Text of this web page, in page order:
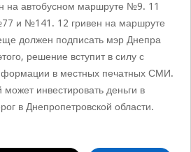
на автобусном маршруте №9. 11
и №141. 12 гривен на маршруте
должен подписать мэр Днепра
решение вступит в силу с
в местных печатных СМИ.
инвестировать деньги в
в Днепропетровской области.